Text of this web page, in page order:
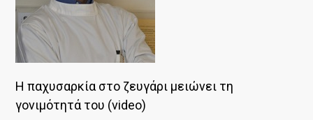
Η παχυσαρκία στο ζευγάρι μειώνει τη
γονιμότητά του (video)